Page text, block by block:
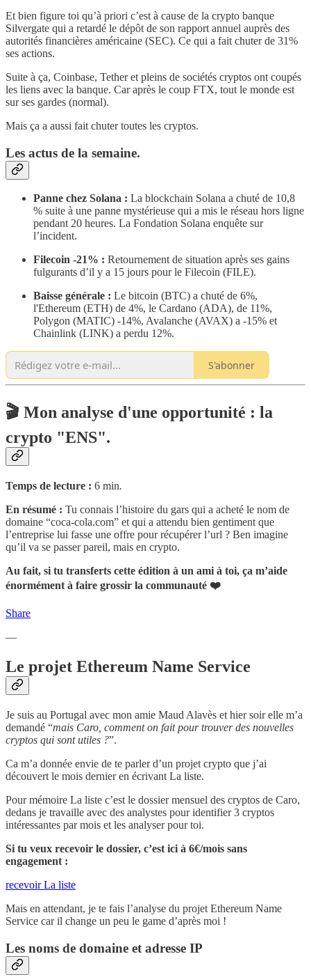
Et bien figure toi qu’à priori c’est à cause de la crypto banque
Silvergate qui a retardé le dépôt de son rapport annuel auprès des
autorités financières américaine (SEC). Ce qui a fait chuter de 31%
ses actions.
Suite à ça, Coinbase, Tether et pleins de sociétés cryptos ont coupés
les liens avec la banque. Car après le coup FTX, tout le monde est
sur ses gardes (normal).
Mais ça a aussi fait chuter toutes les cryptos.
Les actus de la semaine.
Panne chez Solana : La blockchain Solana a chuté de 10,8
% suite à une panne mystérieuse qui a mis le réseau hors ligne
pendant 20 heures. La Fondation Solana enquête sur
l’incident.
Filecoin -21% : Retournement de situation après ses gains
fulgurants d’il y a 15 jours pour le Filecoin (FILE).
Baisse générale : Le bitcoin (BTC) a chuté de 6%,
l'Ethereum (ETH) de 4%, le Cardano (ADA), de 11%,
Polygon (MATIC) -14%, Avalanche (AVAX) a -15% et
Chainlink (LINK) a perdu 12%.
S'abonner
🎬 Mon analyse d'une opportunité : la
crypto "ENS".
Temps de lecture : 6 min.
En résumé : Tu connais l’histoire du gars qui a acheté le nom de
domaine “coca-cola.com” et qui a attendu bien gentiment que
l’entreprise lui fasse une offre pour récupérer l’url ? Ben imagine
qu’il va se passer pareil, mais en crypto.
Au fait, si tu transferts cette édition à un ami à toi, ça m’aide
énormément à faire grossir la communauté ❤️
Share
—
Le projet Ethereum Name Service
Je suis au Portugal avec mon amie Maud Alavès et hier soir elle m’a
demandé “mais Caro, comment on fait pour trouver des nouvelles
cryptos qui sont utiles ?”.
Ca m’a donnée envie de te parler d’un projet crypto que j’ai
découvert le mois dernier en écrivant La liste.
Pour mémoire La liste c’est le dossier mensuel des cryptos de Caro,
dedans je travaille avec des analystes pour identifier 3 cryptos
intéressantes par mois et les analyser pour toi.
Si tu veux recevoir le dossier, c’est ici à 6€/mois sans
engagement :
recevoir La liste
Mais en attendant, je te fais l’analyse du projet Ethereum Name
Service car il change un peu le game d’après moi !
Les noms de domaine et adresse IP